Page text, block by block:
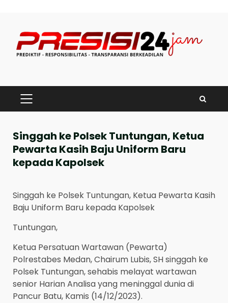
content
PRIMARY
MENU
Singgah ke Polsek Tuntungan, Ketua
Pewarta Kasih Baju Uniform Baru
kepada Kapolsek
Singgah ke Polsek Tuntungan, Ketua Pewarta Kasih
Baju Uniform Baru kepada Kapolsek
Tuntungan,
Ketua Persatuan Wartawan (Pewarta)
Polrestabes Medan, Chairum Lubis, SH singgah ke
Polsek Tuntungan, sehabis melayat wartawan
senior Harian Analisa yang meninggal dunia di
Pancur Batu, Kamis (14/12/2023).